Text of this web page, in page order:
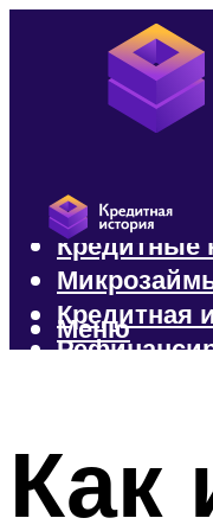
Кредиты
Кредитные
Кредитная
Меню
Как